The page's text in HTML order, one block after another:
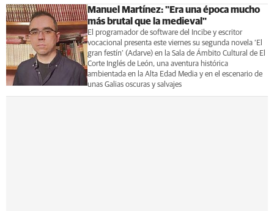
Manuel Martínez: "Era una época mucho
más brutal que la medieval"
El programador de software del Incibe y escritor
vocacional presenta este viernes su segunda novela ‘El
gran festín’ (Adarve) en la Sala de Ámbito Cultural de El
Corte Inglés de León, una aventura histórica
ambientada en la Alta Edad Media y en el escenario de
unas Galias oscuras y salvajes